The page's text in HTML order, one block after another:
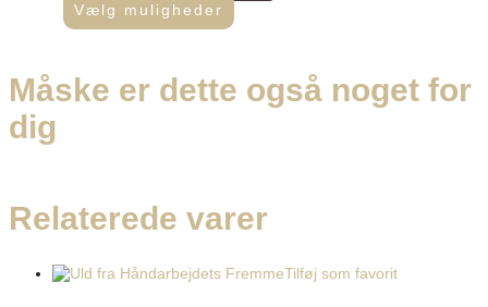
Vælg muligheder
Måske er dette også noget for
dig
Relaterede varer
Tilføj som favorit